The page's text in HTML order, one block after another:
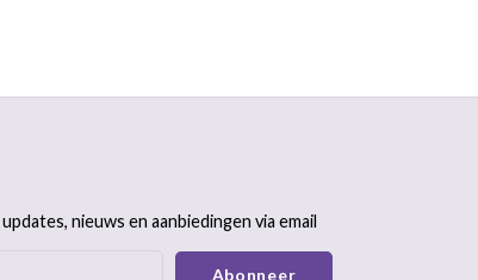
nieuws en aanbiedingen via email
Abonneer